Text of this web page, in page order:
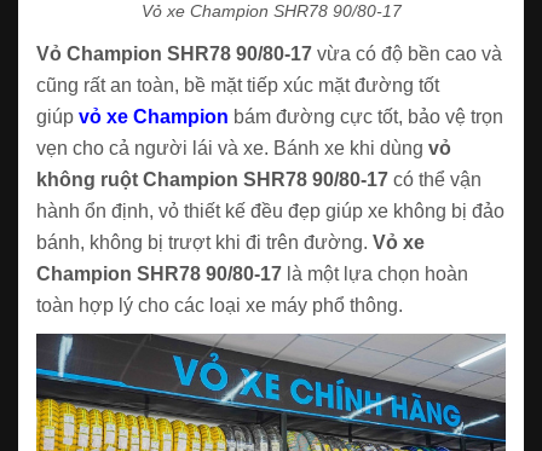
Vỏ xe Champion SHR78 90/80-17
Vỏ Champion SHR78 90/80-17 vừa có độ bền cao và
cũng rất an toàn, bề mặt tiếp xúc mặt đường tốt
giúp vỏ xe Champion bám đường cực tốt, bảo vệ trọn
vẹn cho cả người lái và xe. Bánh xe khi dùng vỏ
không ruột Champion SHR78 90/80-17 có thể vận
hành ổn định, vỏ thiết kế đều đẹp giúp xe không bị đảo
bánh, không bị trượt khi đi trên đường. Vỏ xe
Champion SHR78 90/80-17 là một lựa chọn hoàn
toàn hợp lý cho các loại xe máy phổ thông.